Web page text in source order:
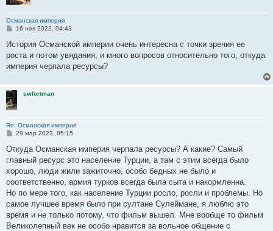
Османская империя
С
о
щ
е
е
16 ноя 2022, 04:43
История Османской империи очень интересна с точки зрения ее
роста и потом увядания, и много вопросов относительно того, откуда
империя черпала ресурсы?
swfortman
Re: Османская империя
С
о
щ
е
н
и
е
29 мар 2023, 05:15
Откуда Османская империя черпала ресурсы? А какие? Самый
главный ресурс это население Турции, а там с этим всегда было
хорошо, люди жили зажиточно, особо бедных не было и
соответственно, армия турков всегда была сыта и накормленна.
Но по мере того, как население Турции росло, росли и проблемы. Но
самое лучшее время было при султане Сулеймане, я люблю это
время и не только потому, что фильм вышел. Мне вообще то фильм
Великолепный век не особо нравится за вольное общение с